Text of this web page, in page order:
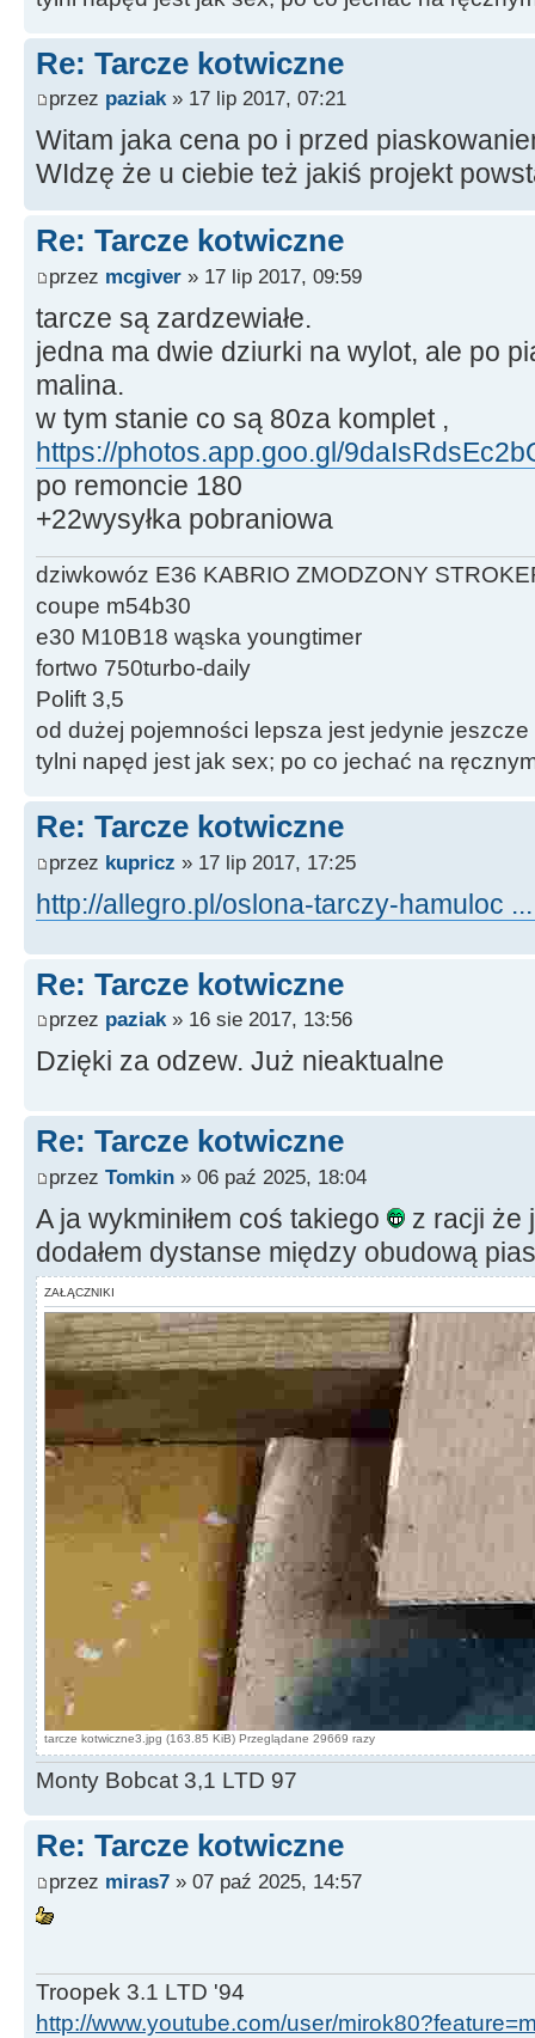
Re: Tarcze kotwiczne
przez paziak» 17 lip 2017, 07:21
Witam jaka cena po i przed
WIdzę że u ciebie też jakiś projekt
Re: Tarcze kotwiczne
przez mcgiver » 17 lip 2017, 09:59
tarcze są zardzewiałe.
jedna ma dwie dziurki na wylot, ale po
malina.
w tym stanie co są 80za komplet ,
https://photos.app.goo.gl/
po remoncie 180
+22wysyłka pobraniowa
dziwkowóz E36 KABRIO ZMODZONY
coupe m54b30
e30 M10B18 wąska youngtimer
fortwo 750turbo-daily
Polift 3,5
od dużej pojemności lepsza jest jedynie jeszcze
tylni napęd jest jak sex; po co jechać na
Re: Tarcze kotwiczne
przez kupricz » 17 lip 2017, 17:25
http://allegro.pl/oslona-tarczy-hamuloc
Re: Tarcze kotwiczne
przez paziak» 16 sie 2017, 13:56
Dzięki za odzew. Już nieaktualne
Re: Tarcze kotwiczne
przez Tomkin » 06 paź 2025, 18:04
A ja wykminiłem coś takiego
z racji że
dodałem dystanse między obudową
ZAŁĄCZNIKI
tarcze kotwiczne3.jpg (163.85 KiB) Przeglądane 29669 razy
Monty Bobcat 3,1 LTD 97
Re: Tarcze kotwiczne
przez miras7 » 07 paź 2025, 14:57
Troopek 3.1 LTD '94
http://www.youtube.com/user/